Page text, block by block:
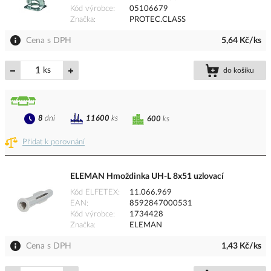
Kód výrobce
05106679
Značka
PROTEC.CLASS
Cena s DPH 5,64 Kč/ks
ks do košíku
Přidat k porovnání
600 ks
8 dní 11600 ks
ELEMAN Hmoždinka UH-L 8x51 uzlovací
Kód ELFETEX
11.066.969
EAN
8592847000531
Kód výrobce
1734428
Značka
ELEMAN
Cena s DPH 1,43 Kč/ks